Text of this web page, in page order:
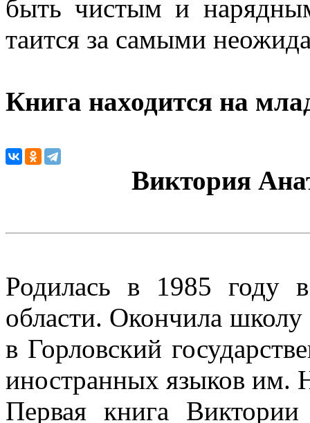
быть чистым и
таится за самыми
Книга находится на
Виктория
Родилась в 1985 году
области. Окончила
в Горловский
иностранных языков
Первая книга